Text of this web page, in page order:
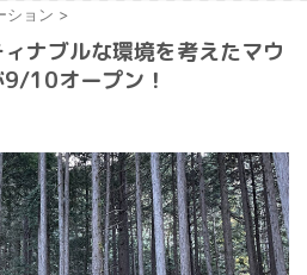
ション >
ナブルな環境を考えたマウ
10オープン！